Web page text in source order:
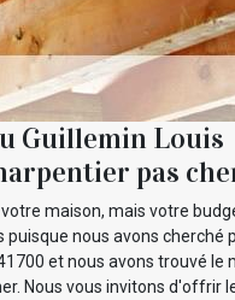
Guillemin Louis
pas
maison, mais votre
puisque nous avons cherché
et nous avons trouvé le
Nous vous invitons d'offrir